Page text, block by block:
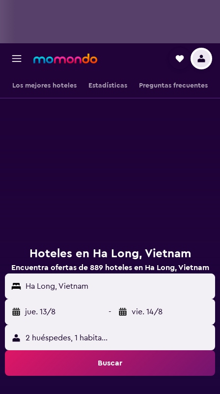
Los mejores hoteles Estadísticas Preguntas frecuentes
Hoteles en Ha Long, Vietnam
Encuentra ofertas de 889 hoteles en Ha Long, Vietnam
Ha Long, Vietnam
jue. 13/8 - vie. 14/8
2 huéspedes, 1 habitación
Buscar